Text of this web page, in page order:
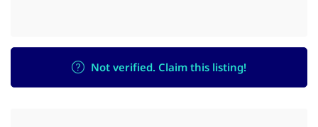
Not verified. Claim this listing!